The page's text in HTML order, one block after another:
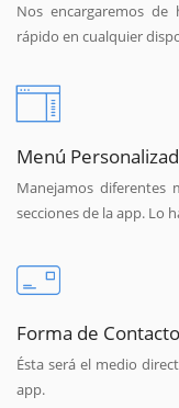
Nos encargaremos
rápido en cualquier
Menú
Manejamos diferentes
secciones de la app. Lo
Forma de Contacto
Ésta será el medio
app.